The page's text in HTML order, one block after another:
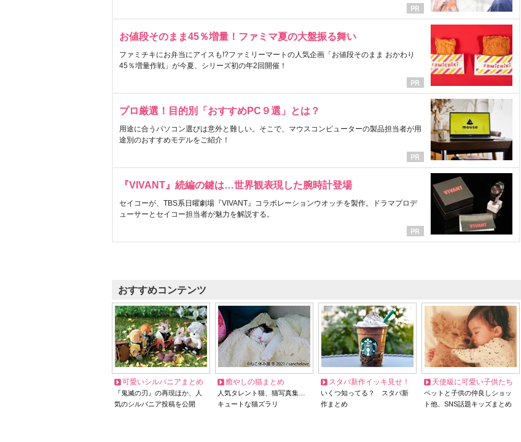
お値段そのまま45％増量！ファミマ夏の大盤振る舞い
ファミチキにお弁当にアイスも!?ファミリーマートの人気企画「お値段そのまま おかわり
45％増量作戦」が今夏、シリーズ初の年2回開催！
プロ厳選！目的別「おすすめPC９選」とは？
用途に合うパソコン選びは意外と難しい。そこで、マウスコンピューターの製品担当者が用
途別のおすすめモデルをご紹介！
『VIVANT』続編の鍵は…世界観表現した腕時計登場
セイコーが、TBS系日曜劇場『VIVANT』コラボレーションウオッチを製作。ドラマプロデ
ューサーとセイコー担当者が魅力を解説する。
おすすめコンテンツ
可愛いシルバニアまとめ
『鬼滅の刃』の再現ほか、人
気のシルバニア投稿を公開
癒やしの猫まとめ
人気タレント猫、猫写真集…
キュートな猫ズラリ
スタバ新作イッキ見せ！
いくつ知ってる？ スタバ新
作まとめ
天使級に可愛い子供たち
ペットと子供の仲良しショッ
ト他、SNS話題キッズまとめ